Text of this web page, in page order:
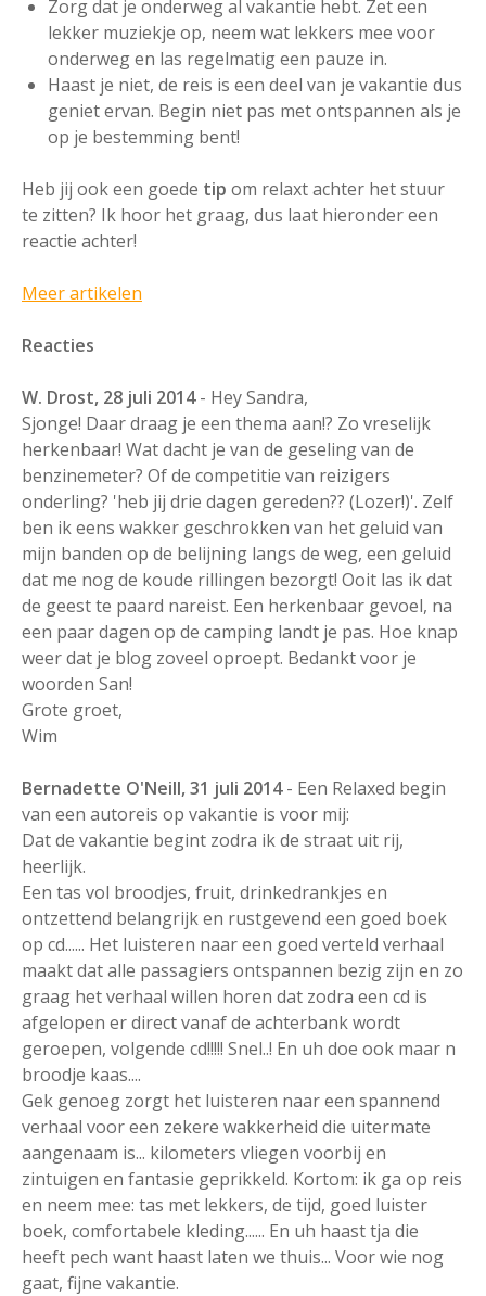
Zorg dat je onderweg al vakantie hebt. Zet een
lekker muziekje op, neem wat lekkers mee voor
onderweg en las regelmatig een pauze in.
Haast je niet, de reis is een deel van je vakantie dus
geniet ervan. Begin niet pas met ontspannen als je
op je bestemming bent!
Heb jij ook een goede tip om relaxt achter het stuur
te zitten? Ik hoor het graag, dus laat hieronder een
reactie achter!
Meer artikelen
Reacties
W. Drost, 28 juli 2014- Hey Sandra,
Sjonge! Daar draag je een thema aan!? Zo vreselijk
herkenbaar! Wat dacht je van de geseling van de
benzinemeter? Of de competitie van reizigers
onderling? 'heb jij drie dagen gereden?? (Lozer!)'. Zelf
ben ik eens wakker geschrokken van het geluid van
mijn banden op de belijning langs de weg, een geluid
dat me nog de koude rillingen bezorgt! Ooit las ik dat
de geest te paard nareist. Een herkenbaar gevoel, na
een paar dagen op de camping landt je pas. Hoe knap
weer dat je blog zoveel oproept. Bedankt voor je
woorden San!
Grote groet,
Wim
Bernadette O'Neill, 31 juli 2014- Een Relaxed begin
van een autoreis op vakantie is voor mij:
Dat de vakantie begint zodra ik de straat uit rij,
heerlijk.
Een tas vol broodjes, fruit, drinkedrankjes en
ontzettend belangrijk en rustgevend een goed boek
op cd...... Het luisteren naar een goed verteld verhaal
maakt dat alle passagiers ontspannen bezig zijn en zo
graag het verhaal willen horen dat zodra een cd is
afgelopen er direct vanaf de achterbank wordt
geroepen, volgende cd!!!!! Snel..! En uh doe ook maar n
broodje kaas....
Gek genoeg zorgt het luisteren naar een spannend
verhaal voor een zekere wakkerheid die uitermate
aangenaam is... kilometers vliegen voorbij en
zintuigen en fantasie geprikkeld. Kortom: ik ga op reis
en neem mee: tas met lekkers, de tijd, goed luister
boek, comfortabele kleding...... En uh haast tja die
heeft pech want haast laten we thuis... Voor wie nog
gaat, fijne vakantie.